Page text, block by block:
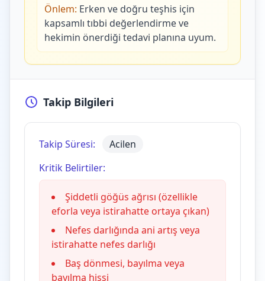
Önlem: Erken ve doğru teşhis için
kapsamlı tıbbi değerlendirme ve
hekimin önerdiği tedavi planına uyum.
Takip Bilgileri
Takip Süresi:
Acilen
Kritik Belirtiler:
Şiddetli göğüs ağrısı (özellikle
eforla veya istirahatte ortaya çıkan)
Nefes darlığında ani artış veya
istirahatte nefes darlığı
Baş dönmesi, bayılma veya
bayılma hissi